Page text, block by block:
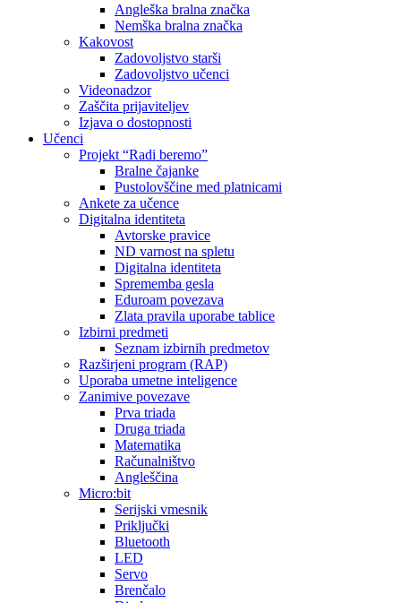
Angleška bralna značka
Nemška bralna značka
Kakovost
Zadovoljstvo starši
Zadovoljstvo učenci
Videonadzor
Zaščita prijaviteljev
Izjava o dostopnosti
Učenci
Projekt “Radi beremo”
Bralne čajanke
Pustolovščine med platnicami
Ankete za učence
Digitalna identiteta
Avtorske pravice
ND varnost na spletu
Digitalna identiteta
Sprememba gesla
Eduroam povezava
Zlata pravila uporabe tablice
Izbirni predmeti
Seznam izbirnih predmetov
Razširjeni program (RAP)
Uporaba umetne inteligence
Zanimive povezave
Prva triada
Druga triada
Matematika
Računalništvo
Angleščina
Micro:bit
Serijski vmesnik
Priključki
Bluetooth
LED
Servo
Brenčalo